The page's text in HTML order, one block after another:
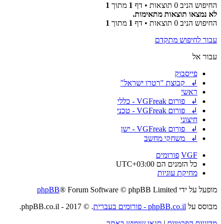
החיפוש הניב 0 תוצאות • דף
1 מתוך 1
לא נמצאו תוצאות מתאימות.
החיפוש הניב 0 תוצאות • דף
1 מתוך 1
עבור לחיפוש מתקדם
עבור אל
פייסבוק
↲ קבוצת "רטרו ישראל"
ראשי
↲ פורום VGFreak - כללי
↲ פורום VGFreak - טכני
חיצוני
↲ פורום VGFreak - ישן
↲ משחקי מחשב
VGF פורומים
כל הזמנים הם UTC+03:00
מחיקת עוגיות
מופעל על ידי
phpBB® Forum Software © phpBB Limited
מבוסס על phpBB.co.il - פורומים בעברית
. © 2017 - phpBB.co.il.